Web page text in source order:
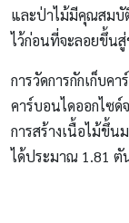
และป่าไม้มีคุณสมบั
ไว้ก่อนที่จะลอยขึ้น
การวัดการกักเก็บค
คาร์บอนไดออกไซด์
การสร้างเนื้อไม้ขึ้น
ได้ประมาณ 1.81 ตั